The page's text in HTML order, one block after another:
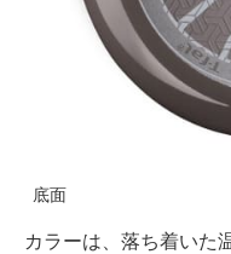
底面
カラーは、落ち着いた